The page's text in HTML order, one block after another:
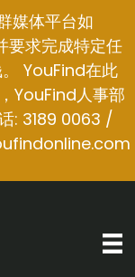
媒体平台如
求完成特定任
YouFind在此
YouFind人事部
: 3189 0063 /